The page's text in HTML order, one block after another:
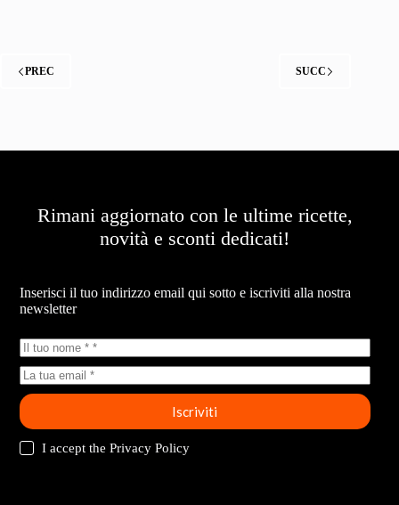
PREC SUCC
Rimani aggiornato con le ultime ricette,
novità e sconti dedicati!
Inserisci il tuo indirizzo email qui sotto e iscriviti alla nostra
newsletter
Iscriviti
I accept thePrivacy Policy